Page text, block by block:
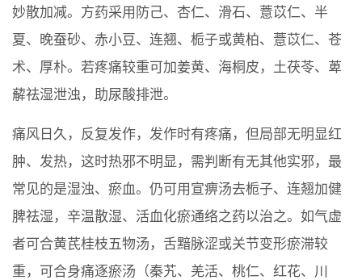
妙散加减。方药采用防己、杏仁、滑石、薏苡仁、半
夏、晚蚕砂、赤小豆、连翘、栀子或黄柏、薏苡仁、苍
术、厚朴。若疼痛较重可加姜黄、海桐皮，土茯苓、萆
薢祛湿泄浊，助尿酸排泄。
痛风日久，反复发作，发作时有疼痛，但局部无明显红
肿、发热，这时热邪不明显，需判断有无其他实邪，最
常见的是湿浊、瘀血。仍可用宣痹汤去栀子、连翘加健
脾祛湿，辛温散湿、活血化瘀通络之药以治之。如气虚
者可合黄芪桂枝五物汤，舌黯脉涩或关节变形瘀滞较
重，可合身痛逐瘀汤（秦艽、羌活、桃仁、红花、川